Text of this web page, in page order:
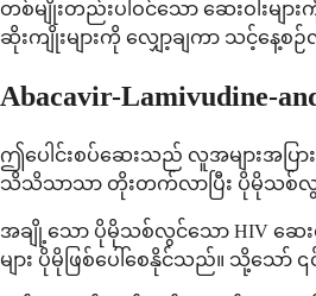
တစ်မျိုးတည်းပါဝင်သော ဆေးဝါးမ
ဆိုးကျိုးများကို လျှော့ချကာ သင့်နေ့
Abacavir-Lamivudine-
ဤပေါင်းစပ်ဆေးသည် လူအများအပ
သိသိသာသာ တိုးတက်လာပြီး ပိုမိုသစ်လွင်
အချို့သော ပိုမိုသစ်လွင်သော HIV ဆေး
များ ပိုမိုဖြစ်ပေါ်စေနိုင်သည်။ သို့သော်